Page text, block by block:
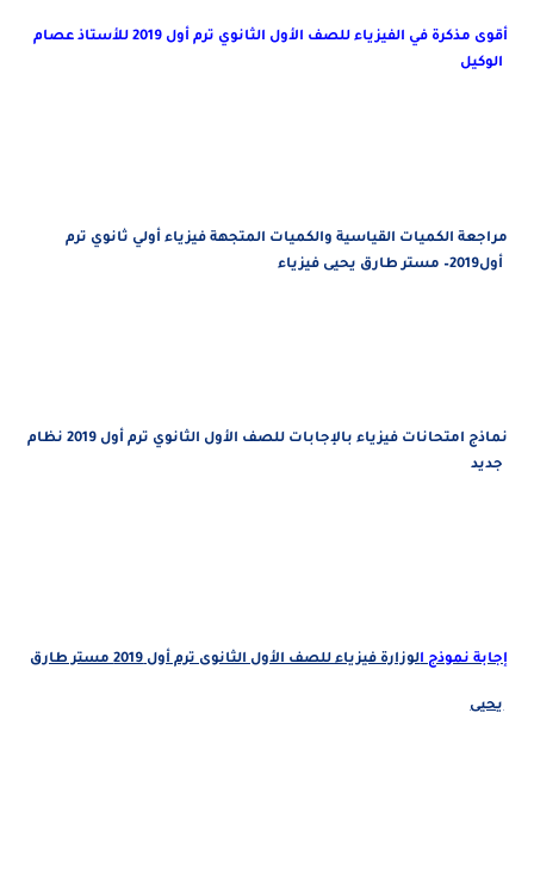
أقوى مذكرة في الفيزياء للصف الأول الثانوي ترم أول 2019 للأستاذ عصام
الوكيل
مراجعة الكميات القياسية والكميات المتجهة فيزياء أولي ثانوي ترم
أول2019– مستر طارق يحيى فيزياء
نماذج امتحانات فيزياء بالإجابات للصف الأول الثانوي ترم أول 2019 نظام
جديد
إجابة نموذج ا لوزارة فيزياء للصف الأول الثانوى ترم أول 2019 مستر طارق
يحيى